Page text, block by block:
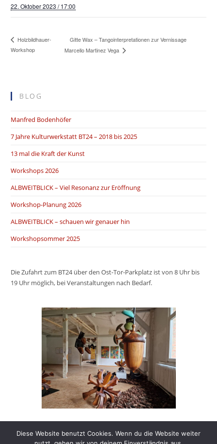
22. Oktober 2023 / 17:00
Holzbildhauer-
Workshop
Gitte Wax – Tangointerpretationen zur Vernissage
Marcello Martinez Vega
BLOG
Manfred Bodenhöfer
7 Jahre Kulturwerkstatt BT24 – 2018 bis 2025
13 mal die Kraft der Kunst
Workshops 2026
ALBWEITBLICK – Viel Resonanz zur Eröffnung
Workshop-Planung 2026
ALBWEITBLICK – schauen wir genauer hin
Workshopsommer 2025
Die Zufahrt zum BT24 über den Ost-Tor-Parkplatz ist von 8 Uhr bis
19 Uhr möglich, bei Veranstaltungen nach Bedarf.
Diese Website benutzt Cookies. Wenn du die Website weiter